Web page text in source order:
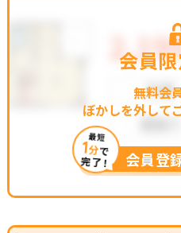
会員
無料会
ぼかしを外して
最短
1分で
完了！ 会員登録